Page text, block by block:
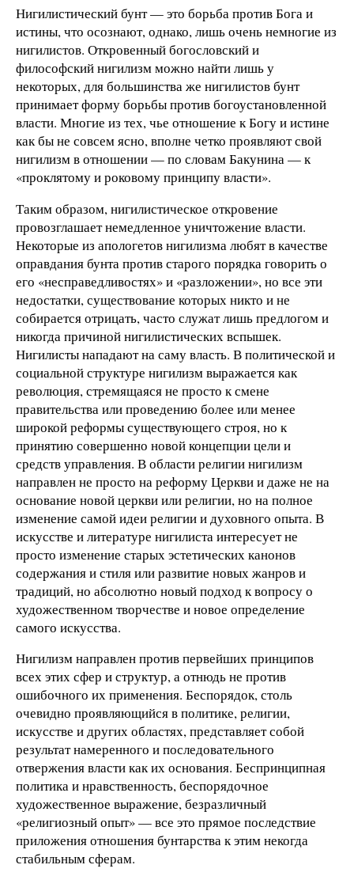
Нигилистический бунт — это борьба против Бога и
истины, что осознают, однако, лишь очень немногие из
нигилистов. Откровенный богословский и
философский нигилизм можно найти лишь у
некоторых, для большинства же нигилистов бунт
принимает форму борьбы против богоустановленной
власти. Многие из тех, чье отношение к Богу и истине
как бы не совсем ясно, вполне четко проявляют свой
нигилизм в отношении — по словам Бакунина — к
«проклятому и роковому принципу власти».
Таким образом, нигилистическое откровение
провозглашает немедленное уничтожение власти.
Некоторые из апологетов нигилизма любят в качестве
оправдания бунта против старого порядка говорить о
его «несправедливостях» и «разложении», но все эти
недостатки, существование которых никто и не
собирается отрицать, часто служат лишь предлогом и
никогда причиной нигилистических вспышек.
Нигилисты нападают на саму власть. В политической и
социальной структуре нигилизм выражается как
революция, стремящаяся не просто к смене
правительства или проведению более или менее
широкой реформы существующего строя, но к
принятию совершенно новой концепции цели и
средств управления. В области религии нигилизм
направлен не просто на реформу Церкви и даже не на
основание новой церкви или религии, но на полное
изменение самой идеи религии и духовного опыта. В
искусстве и литературе нигилиста интересует не
просто изменение старых эстетических канонов
содержания и стиля или развитие новых жанров и
традиций, но абсолютно новый подход к вопросу о
художественном творчестве и новое определение
самого искусства.
Нигилизм направлен против первейших принципов
всех этих сфер и структур, а отнюдь не против
ошибочного их применения. Беспорядок, столь
очевидно проявляющийся в политике, религии,
искусстве и других областях, представляет собой
результат намеренного и последовательного
отвержения власти как их основания. Беспринципная
политика и нравственность, беспорядочное
художественное выражение, безразличный
«религиозный опыт» — все это прямое последствие
приложения отношения бунтарства к этим некогда
стабильным сферам.